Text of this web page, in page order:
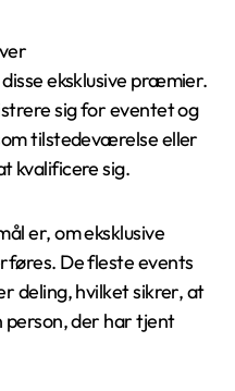
eksklusive præmier.
sig for eventet og
tilstedeværelse eller
kvalificere sig.
er, om eksklusive
De fleste events
deling, hvilket sikrer, at
person, der har tjent